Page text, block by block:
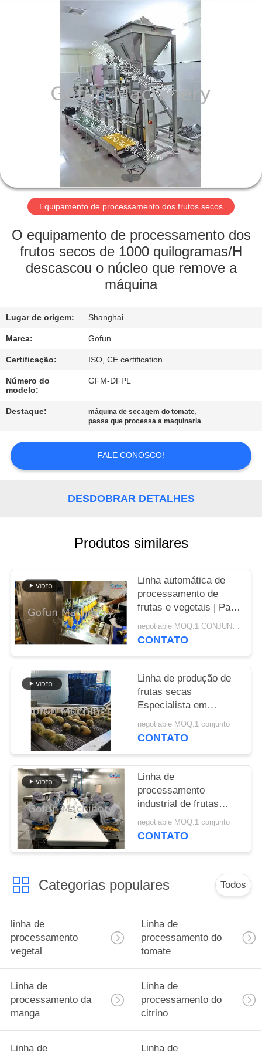
PRODUTOS
SHOW
DE
SOBRE
NÓS
DA
FÁBRICA
CONTROLE
DA
QUALIDADE
CONTACTE-
NOS
PEÇA
UMAS
CITAÇÕES
MAPA
DO
SITE
POLÍTICA
DE
PRIVACIDADE
Equipamento de processamento dos frutos secos
O equipamento de processamento dos
frutos secos de 1000 quilogramas/H
descascou o núcleo que remove a
máquina
Lugar de origem: Shanghai
Marca: Gofun
Certificação: ISO, CE certification
Número do
modelo:
GFM-DFPL
Destaque: máquina de secagem do tomate,
passa que processa a maquinaria
FALE CONOSCO!
DESDOBRAR DETALHES
Produtos similares
Linha automática de
processamento de
frutas e vegetais | Para
frutas secas e frutas
em conserva de
negotiable MOQ:1 CONJUNTO
CONTATO
Linha de produção de
frutas secas
Especialista em
máquinas de
processamento de
negotiable MOQ:1 conjunto
CONTATO
Linha de
processamento
industrial de frutas
secas para fatias de
maçã de manga
negotiable MOQ:1 conjunto
CONTATO
Categorias populares Todos
linha de
processamento
vegetal
Linha de
processamento do
tomate
Linha de
processamento da
manga
Linha de
processamento do
citrino
Linha de Linha de